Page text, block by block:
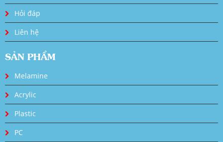
Hỏi đáp
Liên hệ
SẢN PHẨM
Melamine
Acrylic
Plastic
PC